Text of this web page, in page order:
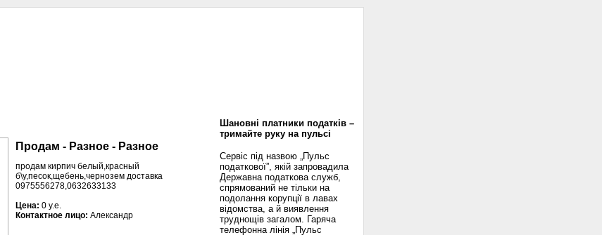
Продам - Разное - Разное
продам кирпич белый,красный
б\у,песок,щебень,чернозем доставка
0975556278,0632633133
Цена: 0 у.е.
Контактное лицо: Александр
Шановні платники податків –
тримайте руку на пульсі
Сервіс під назвою „Пульс
податкової”, якій запровадила
Державна податкова служб,
спрямований не тільки на
подолання корупції в лавах
відомства, а й виявлення
труднощів загалом. Гаряча
телефонна лінія „Пульс